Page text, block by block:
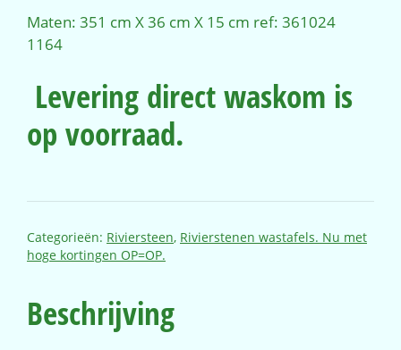
Maten: 351 cm X 36 cm X 15 cm ref: 361024
1164
Levering direct waskom is
op voorraad.
Categorieën: Riviersteen, Rivierstenen wastafels. Nu met
hoge kortingen OP=OP.
Beschrijving